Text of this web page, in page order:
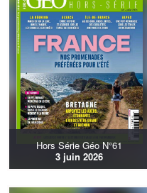
Hors Série Géo N°61
3 juin 2026